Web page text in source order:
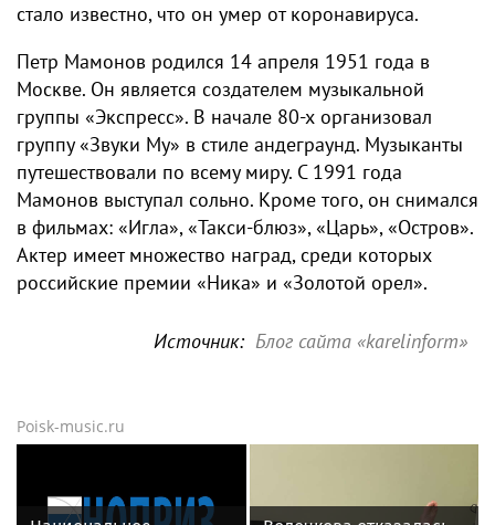
стало известно, что он умер от коронавируса.
Петр Мамонов родился 14 апреля 1951 года в
Москве. Он является создателем музыкальной
группы «Экспресс». В начале 80-х организовал
группу «Звуки Му» в стиле андеграунд. Музыканты
путешествовали по всему миру. С 1991 года
Мамонов выступал сольно. Кроме того, он снимался
в фильмах: «Игла», «Такси-блюз», «Царь», «Остров».
Актер имеет множество наград, среди которых
российские премии «Ника» и «Золотой орел».
Источник: Блог сайта «karelinform»
Poisk-music.ru